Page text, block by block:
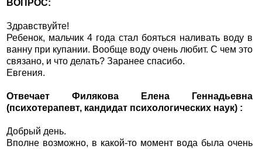
ВОПРОС:
Здравствуйте!
Ребенок, мальчик 4 года стал бояться наливать воду в
ванну при купании. Вообще воду очень любит. С чем это
связано, и что делать? Заранее спасибо.
Евгения.
Отвечает Филякова Елена Геннадьевна
(психотерапевт, кандидат психологических наук) :
Добрый день.
Вполне возможно, в какой-то момент вода была очень